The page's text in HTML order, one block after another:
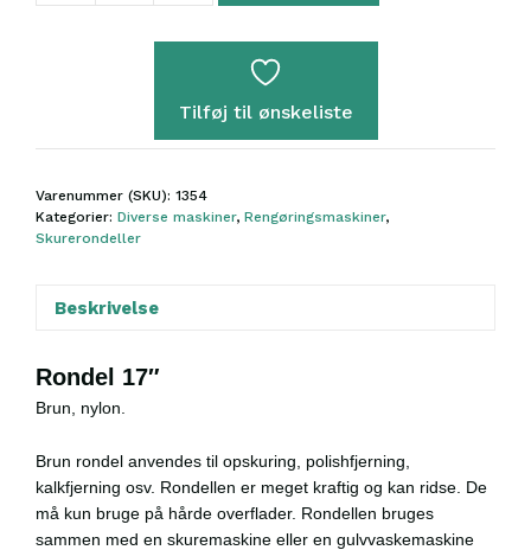
Brun
antal
Tilføj til ønskeliste
Varenummer (SKU): 1354
Kategorier: Diverse maskiner, Rengøringsmaskiner,
Skurerondeller
Beskrivelse
Rondel 17″
Brun, nylon.
Brun rondel anvendes til opskuring, polishfjerning,
kalkfjerning osv. Rondellen er meget kraftig og kan ridse. De
må kun bruge på hårde overflader. Rondellen bruges
sammen med en skuremaskine eller en gulvvaskemaskine